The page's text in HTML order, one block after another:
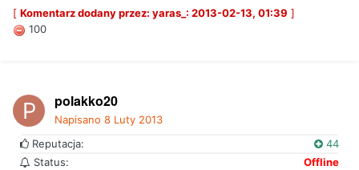
[ Komentarz dodany przez: yaras_: 2013-02-13, 01:39 ]
100
polakko20
Napisano 8 Luty 2013
Reputacja:
44
Status:
Offline